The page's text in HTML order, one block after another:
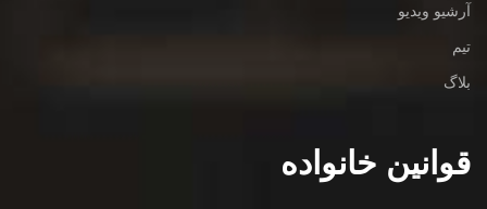
آرشیو ویدیو
تیم
بلاگ
قوانین خانواده